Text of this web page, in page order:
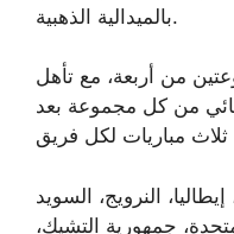
بالميدالية الذهبية.
من أربعة، مع تأهل
من كل مجموعة بعد
إيطاليا، النرويج، السويد
جمهورية التشيك،